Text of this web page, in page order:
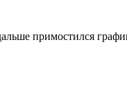
примостился